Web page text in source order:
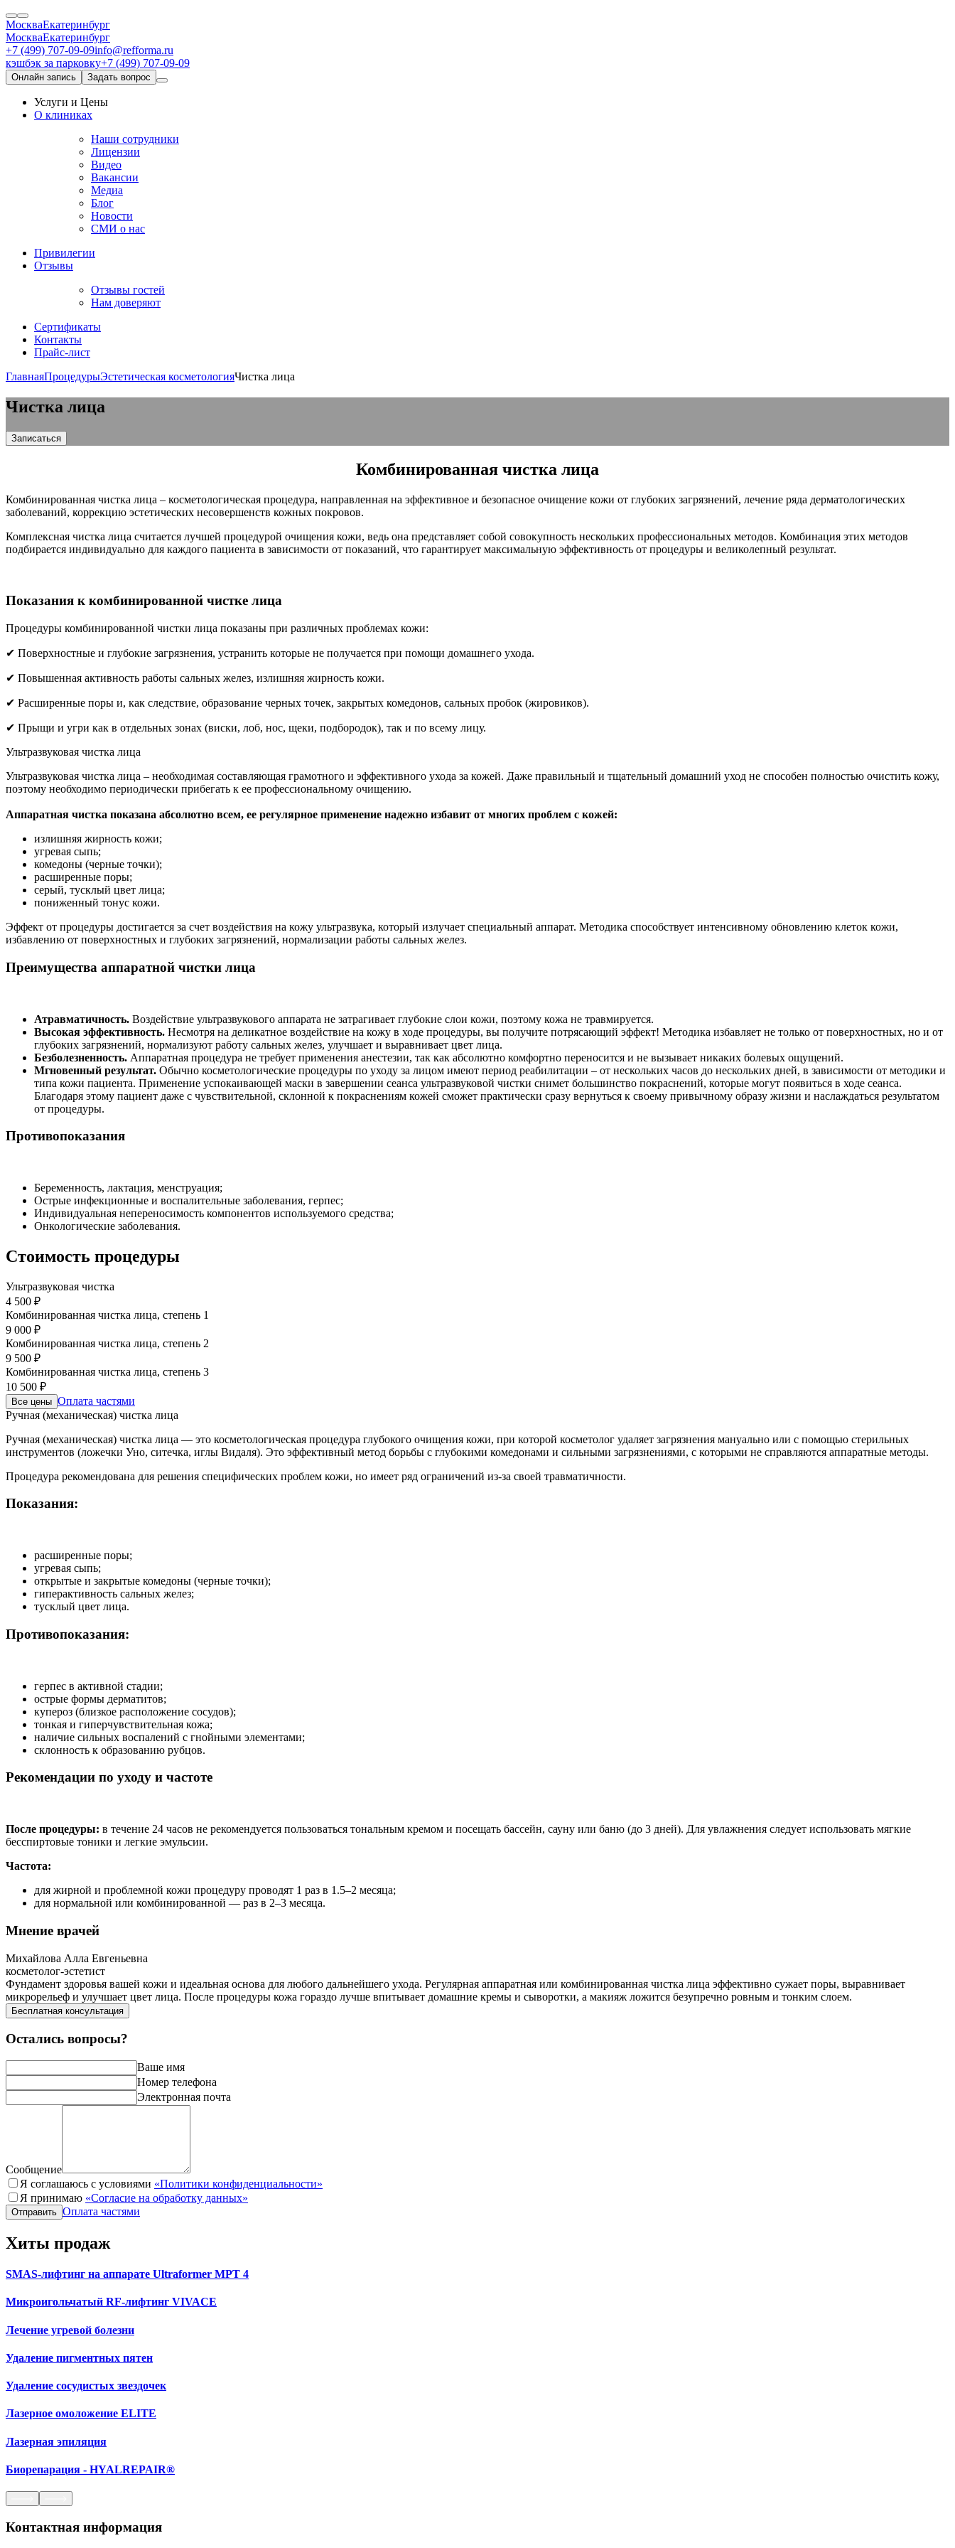
МоскваЕкатеринбург
МоскваЕкатеринбург
+7 (499) 707-09-09info@refforma.ru
кэшбэк за парковку+7 (499) 707-09-09
Онлайн запись Задать вопрос
Услуги и Цены
О клиниках
Наши сотрудники
Лицензии
Видео
Вакансии
Медиа
Блог
Новости
СМИ о нас
Привилегии
Отзывы
Отзывы гостей
Нам доверяют
Сертификаты
Контакты
Прайс-лист
ГлавнаяПроцедурыЭстетическая косметологияЧистка лица
Чистка лица
Записаться
Комбинированная чистка лица
Комбинированная чистка лица – косметологическая процедура, направленная на эффективное и безопасное очищение кожи от глубоких загрязнений, лечение ряда дерматологических
заболеваний, коррекцию эстетических несовершенств кожных покровов.
Комплексная чистка лица считается лучшей процедурой очищения кожи, ведь она представляет собой совокупность нескольких профессиональных методов. Комбинация этих методов
подбирается индивидуально для каждого пациента в зависимости от показаний, что гарантирует максимальную эффективность от процедуры и великолепный результат.
Показания к комбинированной чистке лица
Процедуры комбинированной чистки лица показаны при различных проблемах кожи:
✔ Поверхностные и глубокие загрязнения, устранить которые не получается при помощи домашнего ухода.
✔ Повышенная активность работы сальных желез, излишняя жирность кожи.
✔ Расширенные поры и, как следствие, образование черных точек, закрытых комедонов, сальных пробок (жировиков).
✔ Прыщи и угри как в отдельных зонах (виски, лоб, нос, щеки, подбородок), так и по всему лицу.
Ультразвуковая чистка лица
Ультразвуковая чистка лица – необходимая составляющая грамотного и эффективного ухода за кожей. Даже правильный и тщательный домашний уход не способен полностью очистить кожу,
поэтому необходимо периодически прибегать к ее профессиональному очищению.
Аппаратная чистка показана абсолютно всем, ее регулярное применение надежно избавит от многих проблем с кожей:
излишняя жирность кожи;
угревая сыпь;
комедоны (черные точки);
расширенные поры;
серый, тусклый цвет лица;
пониженный тонус кожи.
Эффект от процедуры достигается за счет воздействия на кожу ультразвука, который излучает специальный аппарат. Методика способствует интенсивному обновлению клеток кожи,
избавлению от поверхностных и глубоких загрязнений, нормализации работы сальных желез.
Преимущества аппаратной чистки лица
Атравматичность. Воздействие ультразвукового аппарата не затрагивает глубокие слои кожи, поэтому кожа не травмируется.
Высокая эффективность. Несмотря на деликатное воздействие на кожу в ходе процедуры, вы получите потрясающий эффект! Методика избавляет не только от поверхностных, но и от
глубоких загрязнений, нормализуют работу сальных желез, улучшает и выравнивает цвет лица.
Безболезненность. Аппаратная процедура не требует применения анестезии, так как абсолютно комфортно переносится и не вызывает никаких болевых ощущений.
Мгновенный результат. Обычно косметологические процедуры по уходу за лицом имеют период реабилитации – от нескольких часов до нескольких дней, в зависимости от методики и
типа кожи пациента. Применение успокаивающей маски в завершении сеанса ультразвуковой чистки снимет большинство покраснений, которые могут появиться в ходе сеанса.
Благодаря этому пациент даже с чувствительной, склонной к покраснениям кожей сможет практически сразу вернуться к своему привычному образу жизни и наслаждаться результатом
от процедуры.
Противопоказания
Беременность, лактация, менструация;
Острые инфекционные и воспалительные заболевания, герпес;
Индивидуальная непереносимость компонентов используемого средства;
Онкологические заболевания.
Стоимость процедуры
Ультразвуковая чистка
4 500 ₽
Комбинированная чистка лица, степень 1
9 000 ₽
Комбинированная чистка лица, степень 2
9 500 ₽
Комбинированная чистка лица, степень 3
10 500 ₽
Все цены Оплата частями
Ручная (механическая) чистка лица
Ручная (механическая) чистка лица — это косметологическая процедура глубокого очищения кожи, при которой косметолог удаляет загрязнения мануально или с помощью стерильных
инструментов (ложечки Уно, ситечка, иглы Видаля). Это эффективный метод борьбы с глубокими комедонами и сильными загрязнениями, с которыми не справляются аппаратные методы.
Процедура рекомендована для решения специфических проблем кожи, но имеет ряд ограничений из-за своей травматичности.
Показания:
расширенные поры;
угревая сыпь;
открытые и закрытые комедоны (черные точки);
гиперактивность сальных желез;
тусклый цвет лица.
Противопоказания:
герпес в активной стадии;
острые формы дерматитов;
купероз (близкое расположение сосудов);
тонкая и гиперчувствительная кожа;
наличие сильных воспалений с гнойными элементами;
склонность к образованию рубцов.
Рекомендации по уходу и частоте
После процедуры: в течение 24 часов не рекомендуется пользоваться тональным кремом и посещать бассейн, сауну или баню (до 3 дней). Для увлажнения следует использовать мягкие
бесспиртовые тоники и легкие эмульсии.
Частота:
для жирной и проблемной кожи процедуру проводят 1 раз в 1.5–2 месяца;
для нормальной или комбинированной — раз в 2–3 месяца.
Мнение врачей
Михайлова Алла Евгеньевна
косметолог-эстетист
Фундамент здоровья вашей кожи и идеальная основа для любого дальнейшего ухода. Регулярная аппаратная или комбинированная чистка лица эффективно сужает поры, выравнивает
микрорельеф и улучшает цвет лица. После процедуры кожа гораздо лучше впитывает домашние кремы и сыворотки, а макияж ложится безупречно ровным и тонким слоем.
Бесплатная консультация
Остались вопросы?
Ваше имя
Номер телефона
Электронная почта
Сообщение
Я соглашаюсь с условиями «Политики конфиденциальности»
Я принимаю «Согласие на обработку данных»
Отправить Оплата частями
Хиты продаж
SMAS-лифтинг на аппарате Ultraformer МРТ 4
Микроигольчатый RF-лифтинг VIVACE
Лечение угревой болезни
Удаление пигментных пятен
Удаление сосудистых звездочек
Лазерное омоложение ELITE
Лазерная эпиляция
Биорепарация - HYALREPAIR®
Контактная информация